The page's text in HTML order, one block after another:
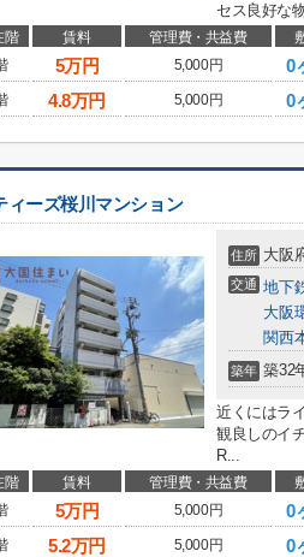
セス良好な
階 賃料 管理費・共益費
5万円 5,000円 0
4.8万円 5,000円 0
ィーズ桜川マンション
住所 大阪
交通 地下
大阪
関西
築年 築32
近くにはラ
観良しのイ
R...
階 賃料 管理費・共益費
5万円 5,000円 0
5.2万円 5,000円 0